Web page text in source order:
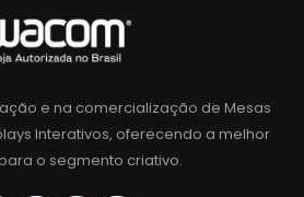
e na comercialização de Mesas
Interativos, oferecendo a melhor
o segmento criativo.